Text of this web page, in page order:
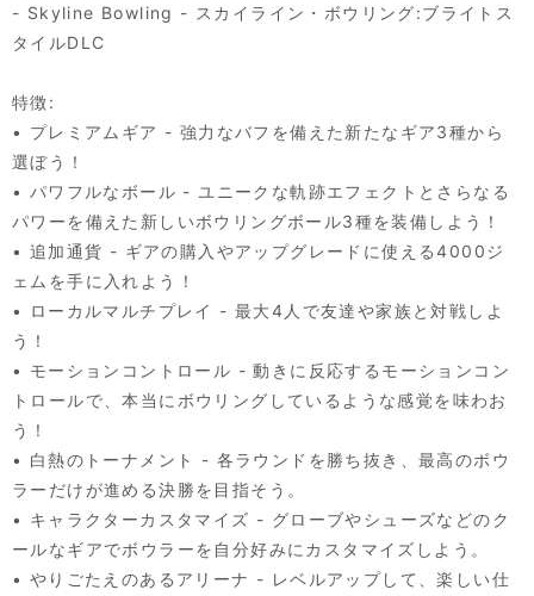
- Skyline Bowling - スカイライン・ボウリング:ブライトス
タイルDLC
特徴:
• プレミアムギア - 強力なバフを備えた新たなギア3種から
選ぼう！
• パワフルなボール - ユニークな軌跡エフェクトとさらなる
パワーを備えた新しいボウリングボール3種を装備しよう！
• 追加通貨 - ギアの購入やアップグレードに使える4000ジ
ェムを手に入れよう！
• ローカルマルチプレイ - 最大4人で友達や家族と対戦しよ
う！
• モーションコントロール - 動きに反応するモーションコン
トロールで、本当にボウリングしているような感覚を味わお
う！
• 白熱のトーナメント - 各ラウンドを勝ち抜き、最高のボウ
ラーだけが進める決勝を目指そう。
• キャラクターカスタマイズ - グローブやシューズなどのク
ールなギアでボウラーを自分好みにカスタマイズしよう。
• やりごたえのあるアリーナ - レベルアップして、楽しい仕